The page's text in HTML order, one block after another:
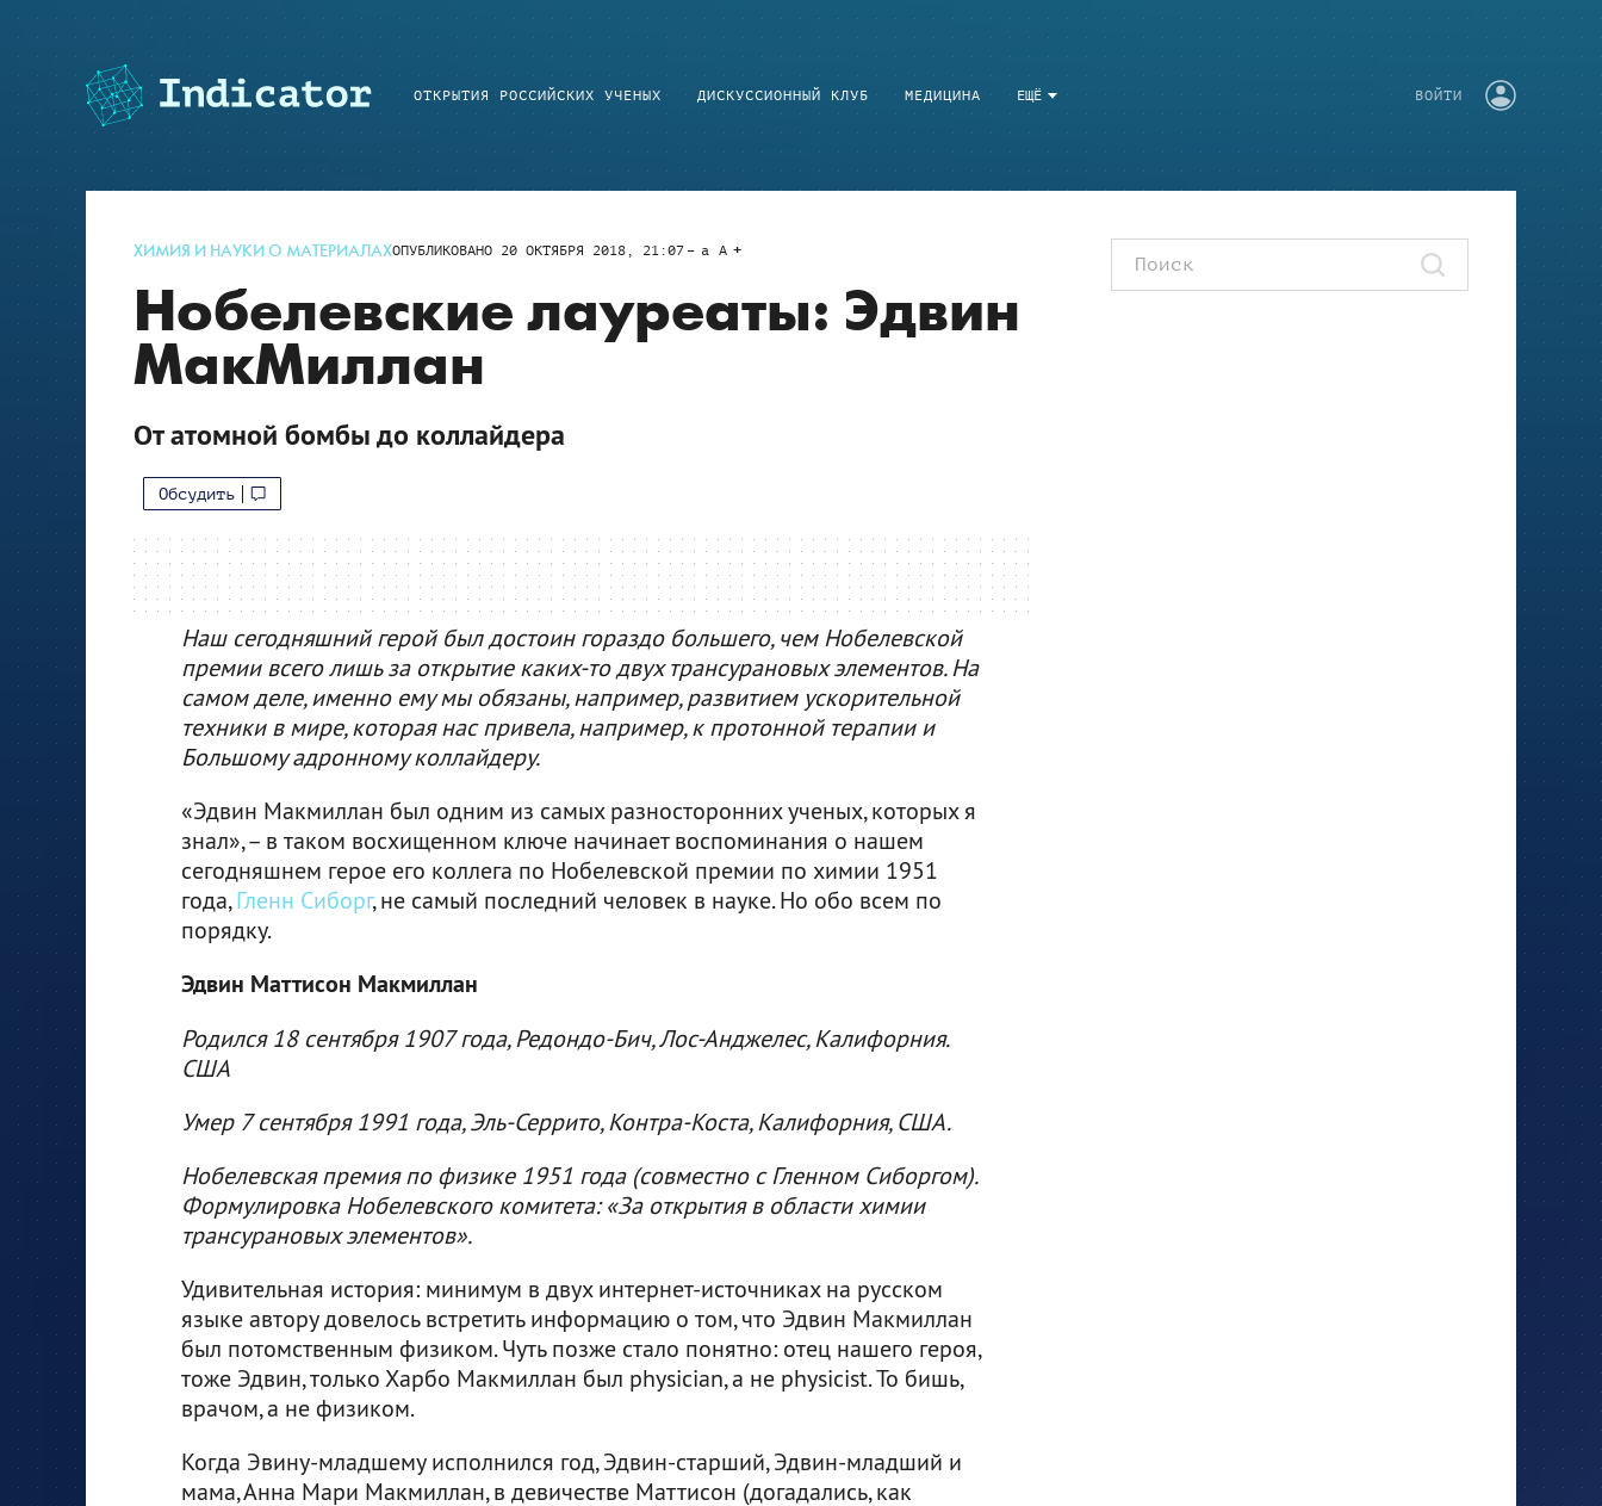
ЕЩЁ
ОТКРЫТИЯ РОССИЙСКИХ УЧЕНЫХ ДИСКУССИОННЫЙ КЛУБ МЕДИЦИНА ВОЙТИ
ХИМИЯ И НАУКИ О МАТЕРИАЛАХОПУБЛИКОВАНО 20 ОКТЯБРЯ 2018, 21:07 a A
Нобелевские лауреаты: Эдвин
МакМиллан
От атомной бомбы до коллайдера
Обсудить
Наш сегодняшний герой был достоин гораздо большего, чем Нобелевской
премии всего лишь за открытие каких-то двух трансурановых элементов. На
самом деле, именно ему мы обязаны, например, развитием ускорительной
техники в мире, которая нас привела, например, к протонной терапии и
Большому адронному коллайдеру.
«Эдвин Макмиллан был одним из самых разносторонних ученых, которых я
знал», – в таком восхищенном ключе начинает воспоминания о нашем
сегодняшнем герое его коллега по Нобелевской премии по химии 1951
года,Гленн Сиборг, не самый последний человек в науке. Но обо всем по
порядку.
Эдвин Маттисон Макмиллан
Родился 18 сентября 1907 года, Редондо-Бич, Лос-Анджелес, Калифорния.
США
Умер 7 сентября 1991 года, Эль-Серрито, Контра-Коста, Калифорния, США.
Нобелевская премия по физике 1951 года (совместно с Гленном Сиборгом).
Формулировка Нобелевского комитета: «За открытия в области химии
трансурановых элементов».
Удивительная история: минимум в двух интернет-источниках на русском
языке автору довелось встретить информацию о том, что Эдвин Макмиллан
был потомственным физиком. Чуть позже стало понятно: отец нашего героя,
тоже Эдвин, только Харбо Макмиллан был physician, а не physicist. То бишь,
врачом, а не физиком.
Когда Эвину-младшему исполнился год, Эдвин-старший, Эдвин-младший и
мама, Анна Мари Макмиллан, в девичестве Маттисон (догадались, как